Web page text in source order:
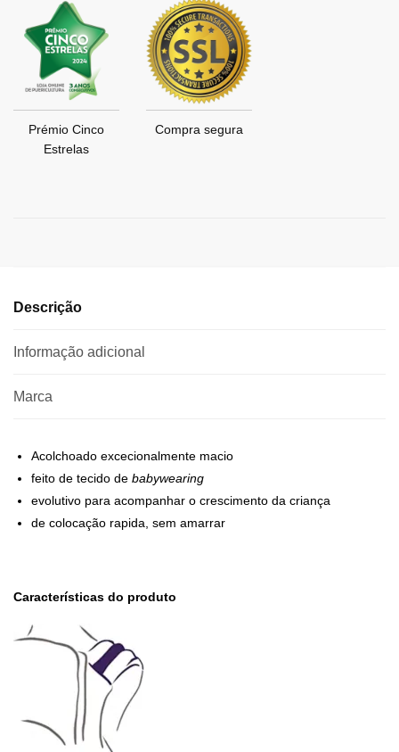
Prémio Cinco
Estrelas
Compra segura
Descrição
Informação adicional
Marca
Acolchoado excecionalmente macio
feito de tecido de babywearing
evolutivo para acompanhar o crescimento da criança
de colocação rapida, sem amarrar
Características do produto